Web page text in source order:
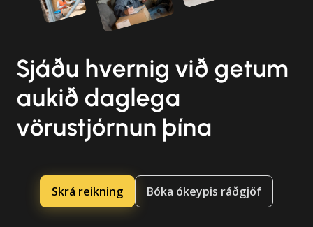
Sjáðu hvernig við getum
aukið daglega
vörustjórnun þína
Skrá reikning Bóka ókeypis ráðgjöf